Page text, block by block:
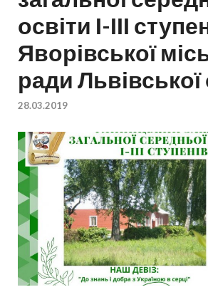
освіти І-ІІІ
Яворівської
ради Львівської
28.03.2019